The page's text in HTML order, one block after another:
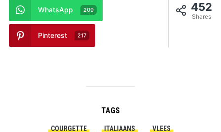
452
Shares
WhatsApp 209
Pinterest 217
TAGS
COURGETTE ITALIAANS VLEES